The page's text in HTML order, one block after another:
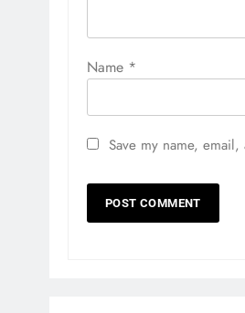
Name *
Save my name,